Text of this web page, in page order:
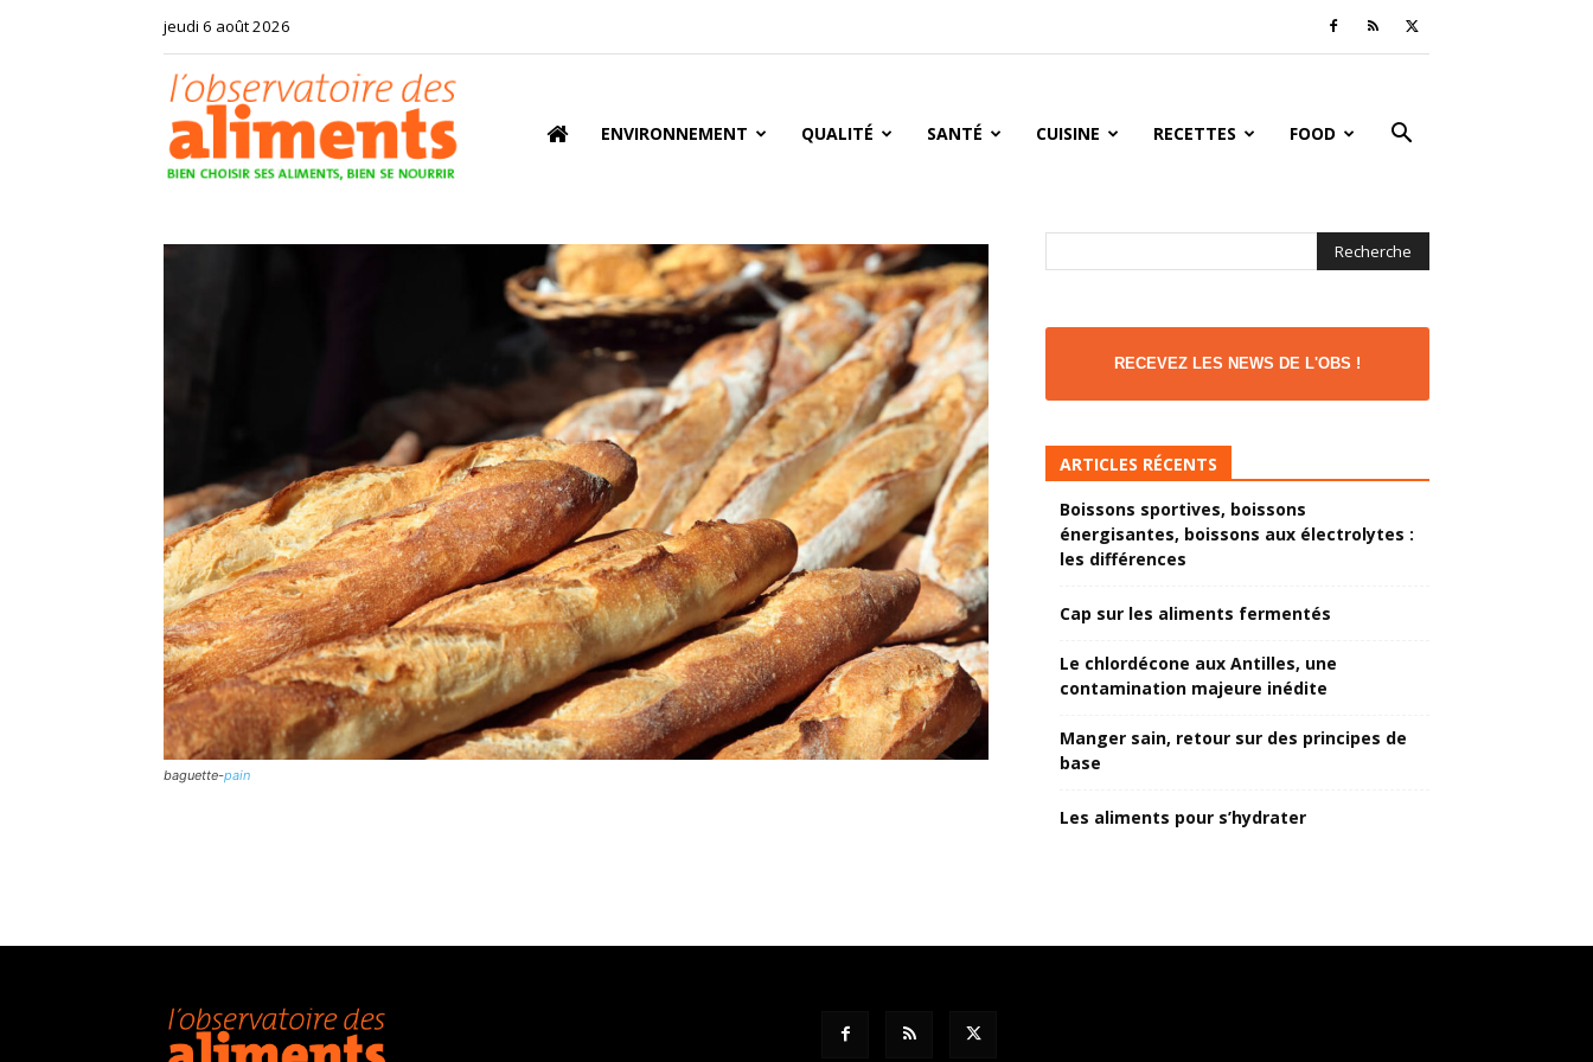
jeudi 6 août 2026
des
ENVIRONNEMENT QUALITÉ SANTÉ CUISINE RECETTES FOOD
baguette-pain
RECEVEZ LES NEWS DE L'OBS !
ARTICLES RÉCENTS
Boissons sportives, boissons
énergisantes, boissons aux électrolytes :
les différences
Cap sur les aliments fermentés
Le chlordécone aux Antilles, une
contamination majeure inédite
Manger sain, retour sur des principes de
base
Les aliments pour s’hydrater